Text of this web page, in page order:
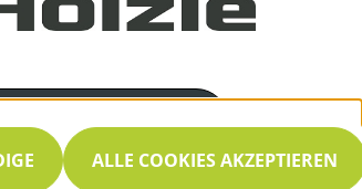
07053 / 8466
ALLE COOKIES AKZEPTIEREN